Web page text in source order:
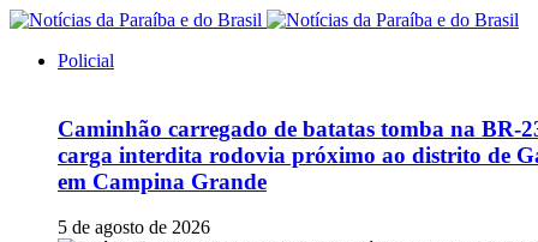
Policial
Caminhão carregado de batatas tomba na BR-
carga interdita rodovia próximo ao distrito de
em Campina Grande
5 de agosto de 2026